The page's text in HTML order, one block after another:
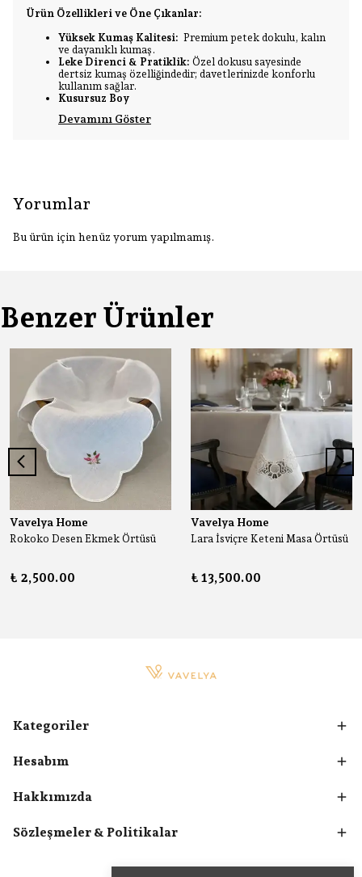
Ürün Özellikleri ve Öne Çıkanlar:
Yüksek Kumaş Kalitesi: Premium petek dokulu, kalın
ve dayanıklı kumaş.
Leke Direnci & Pratiklik: Özel dokusu sayesinde
dertsiz kumaş özelliğindedir; davetlerinizde konforlu
kullanım sağlar.
Kusursuz Boy
Devamını Göster
Yorumlar
Bu ürün için henüz yorum yapılmamış.
Benzer Ürünler
Vavelya Home
Rokoko Desen Ekmek Örtüsü
₺ 2,500.00
Vavelya Home
Lara İsviçre Keteni Masa Örtüsü
₺ 13,500.00
Kategoriler
Hesabım
Hakkımızda
Sözleşmeler & Politikalar